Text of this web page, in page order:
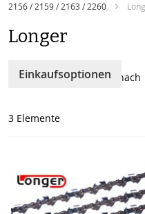
Inhalt
springen
2156 / 2159 / 2163 / 2260
Longer
3 Elemente
Sortieren nach
Einkaufsoptionen